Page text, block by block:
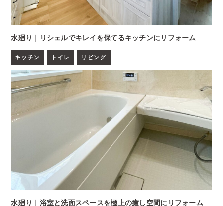
水廻り｜リシェルでキレイを保てるキッチンにリフォーム
キッチン トイレ リビング
水廻り｜浴室と洗面スペースを極上の癒し空間にリフォーム